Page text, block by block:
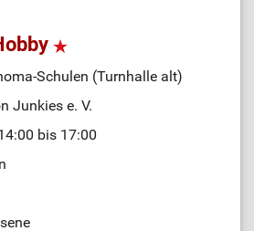
Schulen (Turnhalle alt)
Junkies e. V.
bis 17:00